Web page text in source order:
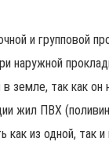
и групповой
наружной
земле, так как
жил ПВХ
как из одной,